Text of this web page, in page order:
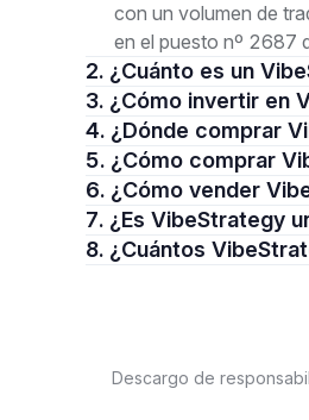
con un volumen de
en el puesto nº 2687
2. ¿Cuánto es un
3. ¿Cómo invertir
4. ¿Dónde comprar
5. ¿Cómo comprar
6. ¿Cómo vender
7. ¿Es VibeStrategy
8. ¿Cuántos
Descargo de